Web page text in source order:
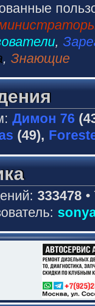
,
, Знающие
Димон 76
(49),
333478